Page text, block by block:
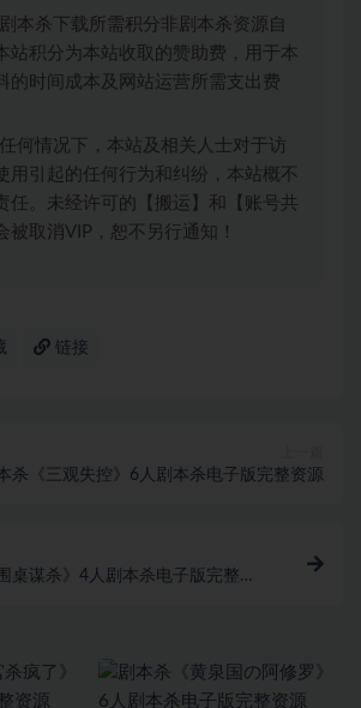
剧本杀下载所需积分非剧本杀资源自
站积分为本站收取的赞助费，用于本
的时间成本及网站运营所需支出费
任何情况下，本站及相关人士对于访
用引起的任何行为和纠纷，本站概不
任。未经许可的【搬运】和【账号共
被取消VIP，恕不另行通知！
链接
杀《三观失控》6人剧本杀电子版完整资源
桌谋杀》4人剧本杀电子版完整资